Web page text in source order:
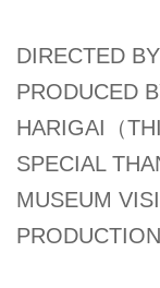
DIRECTED
PRODUCED
HARIGAI（
SPECIAL
MUSEUM